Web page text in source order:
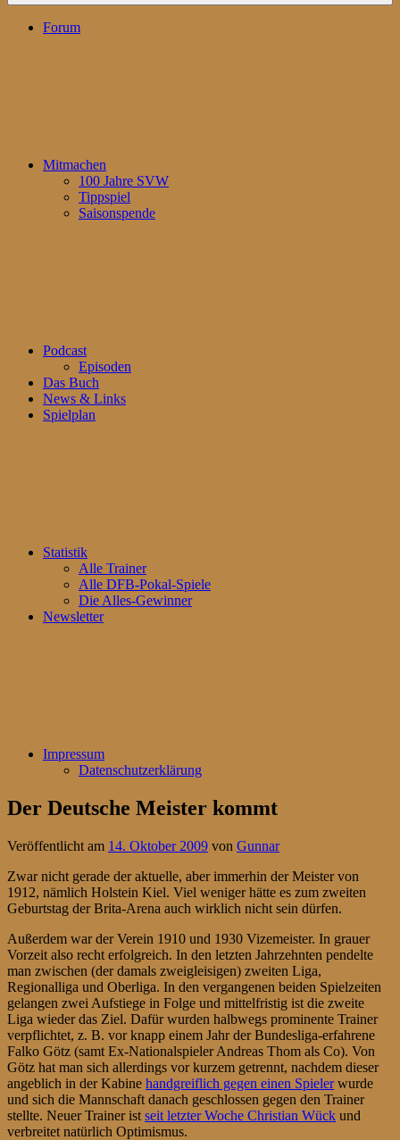
Forum
Mitmachen
100 Jahre SVW
Tippspiel
Saisonspende
Podcast
Episoden
Das Buch
News & Links
Spielplan
Statistik
Alle Trainer
Alle DFB-Pokal-Spiele
Die Alles-Gewinner
Newsletter
Impressum
Datenschutzerklärung
Der Deutsche Meister kommt
Veröffentlicht am 14. Oktober 2009 von Gunnar
Zwar nicht gerade der aktuelle, aber immerhin der Meister von
1912, nämlich Holstein Kiel. Viel weniger hätte es zum zweiten
Geburtstag der Brita-Arena auch wirklich nicht sein dürfen.
Außerdem war der Verein 1910 und 1930 Vizemeister. In grauer
Vorzeit also recht erfolgreich. In den letzten Jahrzehnten pendelte
man zwischen (der damals zweigleisigen) zweiten Liga,
Regionalliga und Oberliga. In den vergangenen beiden Spielzeiten
gelangen zwei Aufstiege in Folge und mittelfristig ist die zweite
Liga wieder das Ziel. Dafür wurden halbwegs prominente Trainer
verpflichtet, z. B. vor knapp einem Jahr der Bundesliga-erfahrene
Falko Götz (samt Ex-Nationalspieler Andreas Thom als Co). Von
Götz hat man sich allerdings vor kurzem getrennt, nachdem dieser
angeblich in der Kabine handgreiflich gegen einen Spielerwurde
und sich die Mannschaft danach geschlossen gegen den Trainer
stellte. Neuer Trainer ist seit letzter Woche Christian Wück und
verbreitet natürlich Optimismus.